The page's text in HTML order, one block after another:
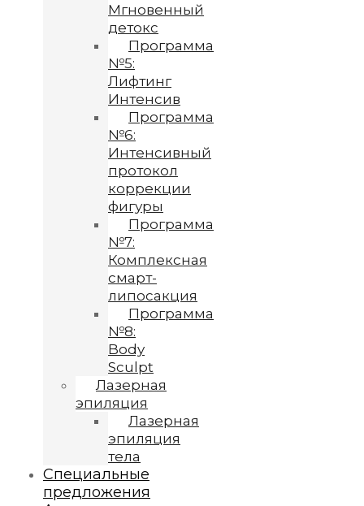
Мгновенный
детокс
Программа
№5:
Лифтинг
Интенсив
Программа
№6:
Интенсивный
протокол
коррекции
фигуры
Программа
№7:
Комплексная
смарт-
липосакция
Программа
№8:
Body
Sculpt
Лазерная
эпиляция
Лазерная
эпиляция
тела
Специальные
предложения